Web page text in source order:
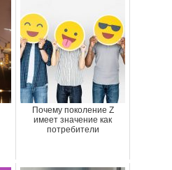
Почему поколение Z
имеет значение как
потребители